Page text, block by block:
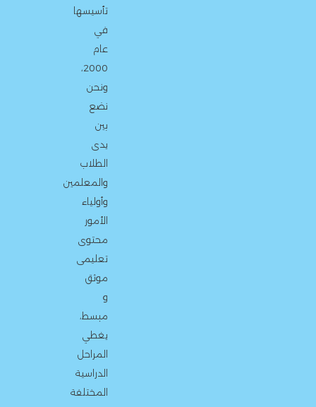
تأسيسها
في
عام
2000،
ونحن
نضع
بين
يدى
الطلاب
والمعلمين
وأولياء
الأمور
محتوى
تعليمى
موثق
و
مبسط،
يغطي
المراحل
الدراسية
المختلفة